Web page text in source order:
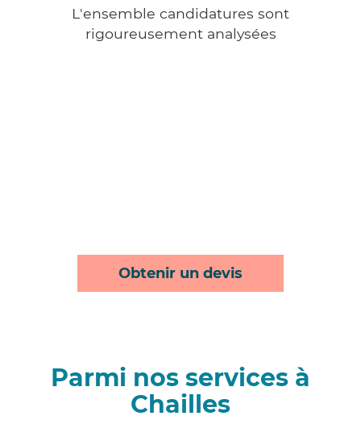
L'ensemble candidatures sont
rigoureusement analysées
Obtenir un devis
Parmi nos services à
Chailles